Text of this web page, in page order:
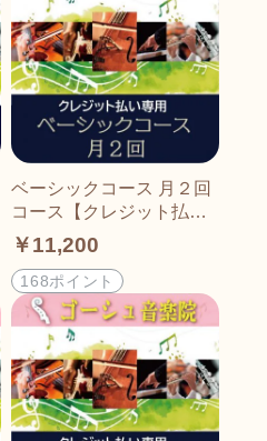
ベーシックコース 月２回
コース【クレジット払い
専用】 (2回/月 50分/回)
￥11,200
168ポイント